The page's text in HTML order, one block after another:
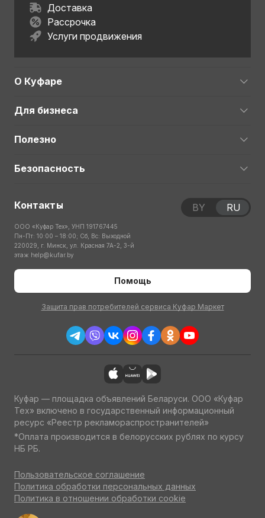
Доставка
Рассрочка
Услуги продвижения
О Куфаре
Для бизнеса
Полезно
Безопасность
Контакты
ООО «Куфар Тех», УНП 191767445
Пн-Пт: 10:00 – 18:00; Сб, Вс: Выходной
220029, г. Минск, ул. Красная 7А-2, 3-й
этаж help@kufar.by
Помощь
Защита прав потребителей сервиса Куфар Маркет
BY RU
Куфар — площадка объявлений Беларуси. ООО «Куфар
Тех» включено в государственный информационный
ресурс «Реестр рекламораспространителей»
*Оплата производится в белорусских рублях по курсу
НБ РБ.
Пользовательское соглашение
Политика обработки персональных данных
Политика в отношении обработки cookie